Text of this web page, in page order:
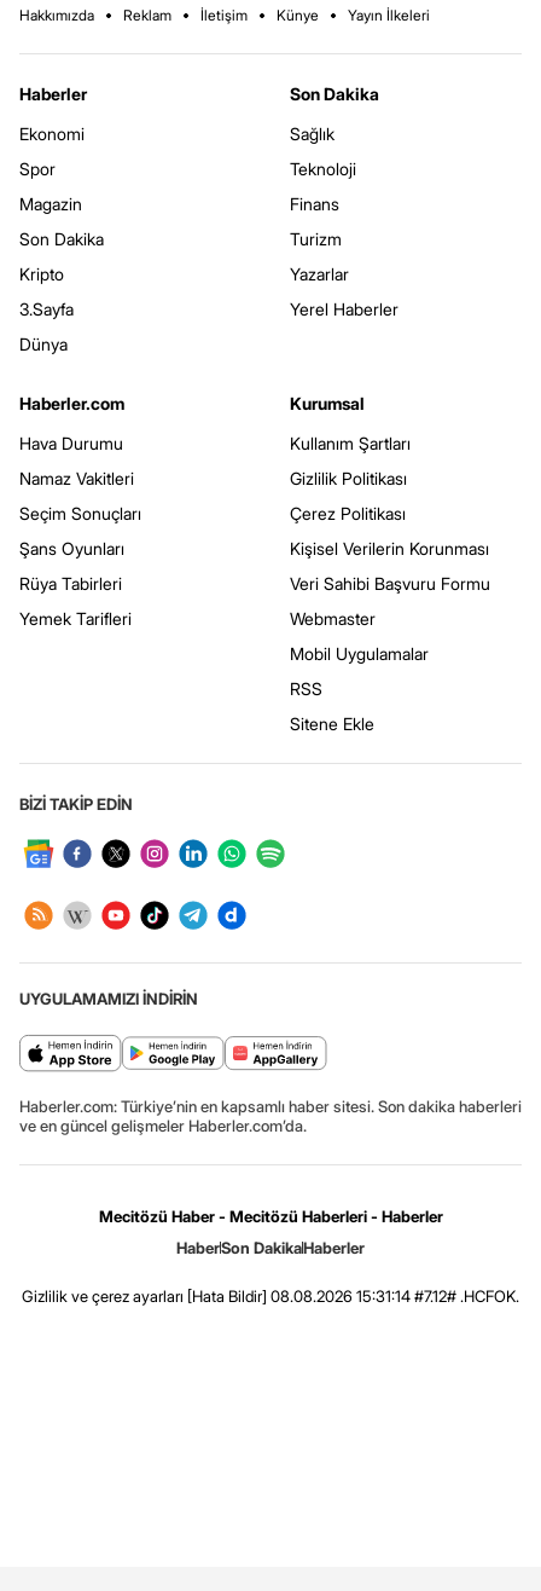
Hakkımızda Reklam İletişim Künye Yayın İlkeleri
Haberler
Ekonomi
Spor
Magazin
Son Dakika
Kripto
3.Sayfa
Dünya
Son Dakika
Sağlık
Teknoloji
Finans
Turizm
Yazarlar
Yerel Haberler
Haberler.com
Hava Durumu
Namaz Vakitleri
Seçim Sonuçları
Şans Oyunları
Rüya Tabirleri
Yemek Tarifleri
Kurumsal
Kullanım Şartları
Gizlilik Politikası
Çerez Politikası
Kişisel Verilerin Korunması
Veri Sahibi Başvuru Formu
Webmaster
Mobil Uygulamalar
RSS
Sitene Ekle
BİZİ TAKİP EDİN
UYGULAMAMIZI İNDİRİN
Haberler.com: Türkiye’nin en kapsamlı haber sitesi. Son dakika haberleri
ve en güncel gelişmeler Haberler.com’da.
Mecitözü Haber - Mecitözü Haberleri - Haberler
HaberSon DakikaHaberler
Gizlilik ve çerez ayarları [Hata Bildir] 08.08.2026 15:31:14 #7.12# .HCFOK.